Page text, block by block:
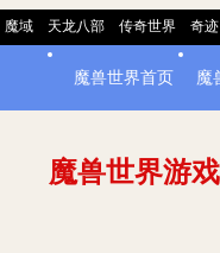
魔域 天龙八部 传奇世界 奇迹
魔兽世界首页 魔
魔兽世界游戏